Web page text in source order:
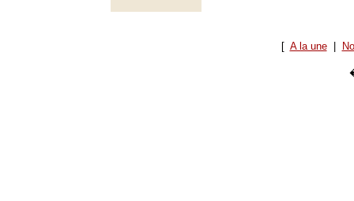
[ A la une|